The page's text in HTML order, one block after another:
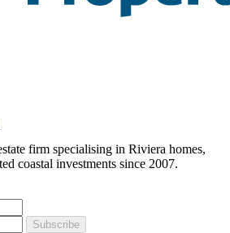
firm specialising in Riviera homes,
coastal investments since 2007.
Subscribe